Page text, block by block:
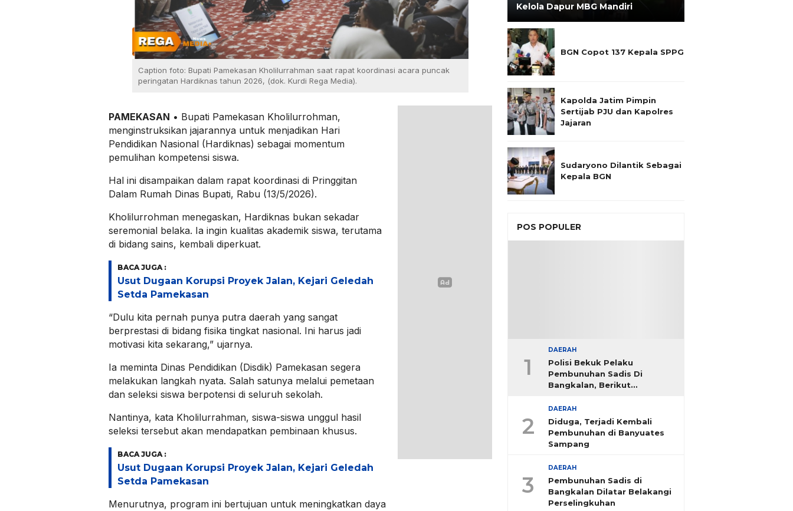
Caption foto: Bupati Pamekasan Kholilurrahman saat rapat koordinasi acara puncak
peringatan Hardiknas tahun 2026, (dok. Kurdi Rega Media).
PAMEKASAN • Bupati Pamekasan Kholilurrohman,
menginstruksikan jajarannya untuk menjadikan Hari
Pendidikan Nasional (Hardiknas) sebagai momentum
pemulihan kompetensi siswa.
Hal ini disampaikan dalam rapat koordinasi di Pringgitan
Dalam Rumah Dinas Bupati, Rabu (13/5/2026).
Kholilurrohman menegaskan, Hardiknas bukan sekadar
seremonial belaka. Ia ingin kualitas akademik siswa, terutama
di bidang sains, kembali diperkuat.
BACA JUGA :
Usut Dugaan Korupsi Proyek Jalan, Kejari Geledah
Setda Pamekasan
“Dulu kita pernah punya putra daerah yang sangat
berprestasi di bidang fisika tingkat nasional. Ini harus jadi
motivasi kita sekarang,” ujarnya.
Ia meminta Dinas Pendidikan (Disdik) Pamekasan segera
melakukan langkah nyata. Salah satunya melalui pemetaan
dan seleksi siswa berpotensi di seluruh sekolah.
Nantinya, kata Kholilurrahman, siswa-siswa unggul hasil
seleksi tersebut akan mendapatkan pembinaan khusus.
BACA JUGA :
Usut Dugaan Korupsi Proyek Jalan, Kejari Geledah
Setda Pamekasan
Menurutnya, program ini bertujuan untuk meningkatkan daya
Kelola Dapur MBG Mandiri
BGN Copot 137 Kepala SPPG
Kapolda Jatim Pimpin
Sertijab PJU dan Kapolres
Jajaran
Sudaryono Dilantik Sebagai
Kepala BGN
POS POPULER
1
DAERAH
Polisi Bekuk Pelaku
Pembunuhan Sadis Di
Bangkalan, Berikut
2
DAERAH
Diduga, Terjadi Kembali
Pembunuhan di Banyuates
Sampang
3
DAERAH
Pembunuhan Sadis di
Bangkalan Dilatar Belakangi
Perselingkuhan